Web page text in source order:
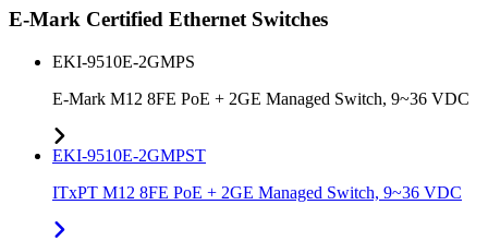
E-Mark Certified Ethernet Switches
EKI-9510E-2GMPS
E-Mark M12 8FE PoE + 2GE Managed Switch, 9~36 VDC
EKI-9510E-2GMPST
ITxPT M12 8FE PoE + 2GE Managed Switch, 9~36 VDC